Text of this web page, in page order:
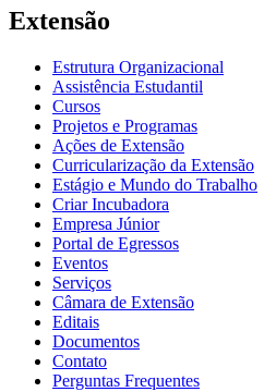
Extensão
Estrutura Organizacional
Assistência Estudantil
Cursos
Projetos e Programas
Ações de Extensão
Curricularização da Extensão
Estágio e Mundo do Trabalho
Criar Incubadora
Empresa Júnior
Portal de Egressos
Eventos
Serviços
Câmara de Extensão
Editais
Documentos
Contato
Perguntas Frequentes